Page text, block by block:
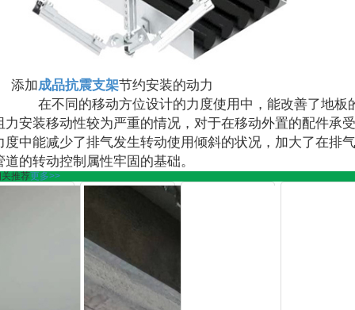
添加成品抗震支架节约安装的动力
在不同的移动方位设计的力度使用中，能改善了地板
力安装移动性较为严重的情况，对于在移动外置的配件承受
度中能减少了排气发生转动使用倾斜的状况，加大了在排气
道的转动控制属性牢固的基础。
推荐更多>>